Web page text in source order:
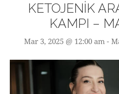
KETOJENIK
KAMPI –
Mar 3, 2025 @ 12:00 am -